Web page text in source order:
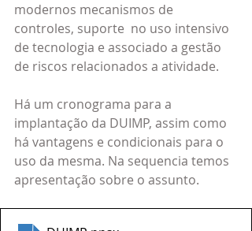
modernos mecanismos de
controles, suporte  no uso intensivo
de tecnologia e associado a gestão
de riscos relacionados a atividade.
Há um cronograma para a
implantação da DUIMP, assim como
há vantagens e condicionais para o
uso da mesma. Na sequencia temos
apresentação sobre o assunto.